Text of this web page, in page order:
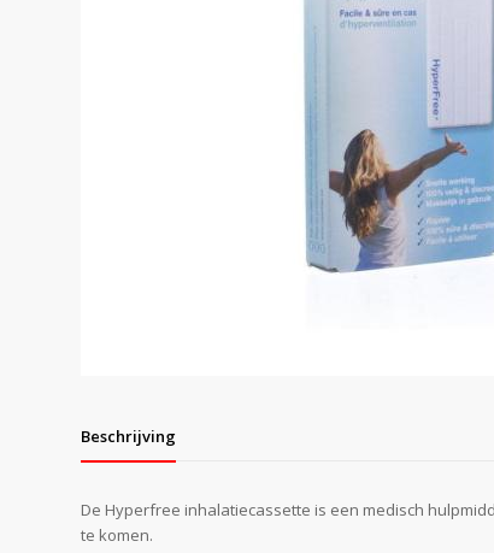
Beschrijving
De Hyperfree inhalatiecassette is een medisch
te komen.